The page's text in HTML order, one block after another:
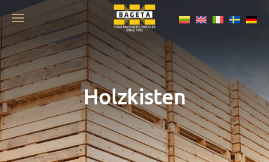
Holzkisten